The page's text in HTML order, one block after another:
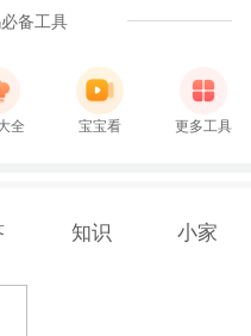
备工具
全 宝宝看 更多工具
知识 小家